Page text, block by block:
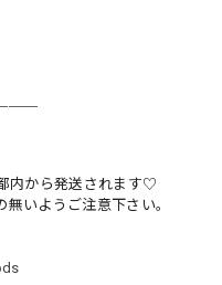
内から発送されます♡
いようご注意下さい。